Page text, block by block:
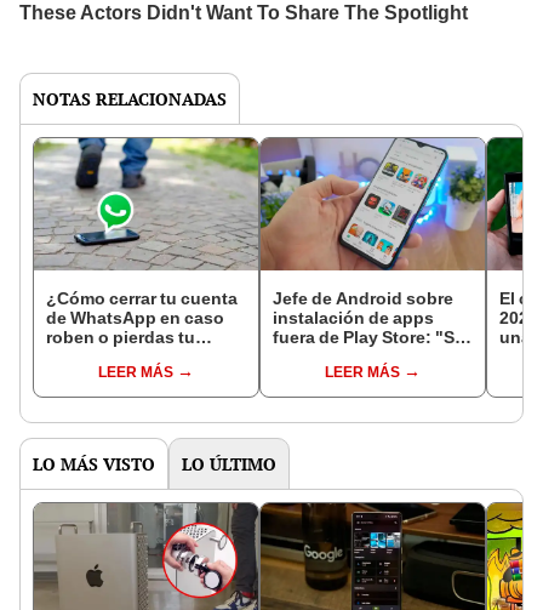
NOTAS RELACIONADAS
¿Cómo cerrar tu cuenta
de WhatsApp en caso
roben o pierdas tu
LEER MÁS
Jefe de Android sobre
instalación de apps
fuera de Play Store: "Se
sin tocar la libertad"
LEER MÁS
El
una
LO MÁS VISTO LO ÚLTIMO